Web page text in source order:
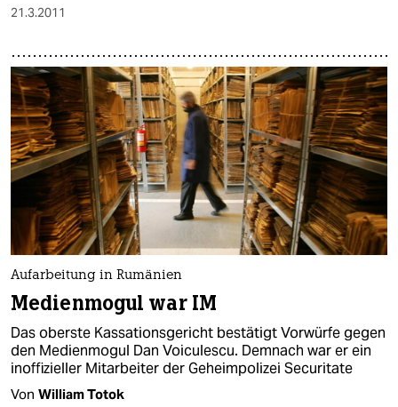
21.3.2011
Aufarbeitung in Rumänien
Medienmogul war IM
Das oberste Kassationsgericht bestätigt Vorwürfe gegen
den Medienmogul Dan Voiculescu. Demnach war er ein
inoffizieller Mitarbeiter der Geheimpolizei Securitate
Von William Totok